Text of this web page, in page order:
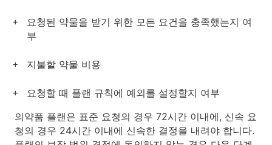
요청된 약물을 받기 위한 모든 요건을 충족했는지 여
부
지불할 약물 비용
요청할 때 플랜 규칙에 예외를 설정할지 여부
의약품 플랜은 표준 요청의 경우 72시간 이내에, 신속 요
청의 경우 24시간 이내에 신속한 결정을 내려야 합니다.